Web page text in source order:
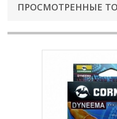
ПРОСМОТРЕННЫЕ